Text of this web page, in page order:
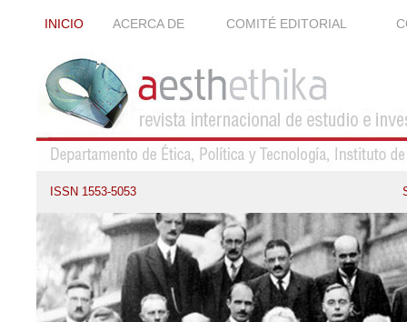
INICIO ACERCA DE COMITÉ EDITORIAL
ISSN 1553-5053